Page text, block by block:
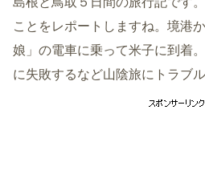
ことをレポートしますね。境港
娘」の電車に乗って米子に到着
に失敗するなど山陰旅にトラブル